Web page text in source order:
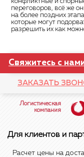
переговоров, всё же
на более поздних
которые могут
разрешить их как
Свяжитесь с
ЗАКАЗАТЬ
Логистическая
компания
Для клиентов и
Расчет цены на